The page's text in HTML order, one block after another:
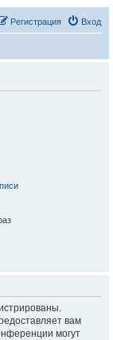
Вход
Регистрация
вам
могут